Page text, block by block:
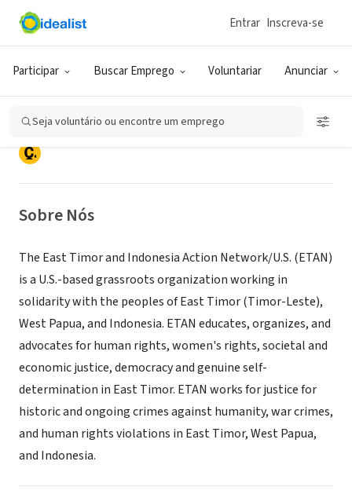
Participar Buscar Emprego Voluntariar Anunciar
Entrar Inscreva-se
Seja voluntário ou encontre um emprego
ONG (SETOR SOCIAL)
East Timor and Indonesia Action
Network
New York, NY|etan.org
Sobre Nós
The East Timor and Indonesia Action Network/U.S. (ETAN)
is a U.S.-based grassroots organization working in
solidarity with the peoples of East Timor (Timor-Leste),
West Papua, and Indonesia. ETAN educates, organizes, and
advocates for human rights, women's rights, societal and
economic justice, democracy and genuine self-
determination in East Timor. ETAN works for justice for
historic and ongoing crimes against humanity, war crimes,
and human rights violations in East Timor, West Papua,
and Indonesia.